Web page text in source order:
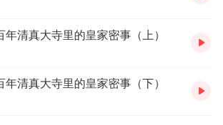
清真大寺里的皇家密事（上）
清真大寺里的皇家密事（下）